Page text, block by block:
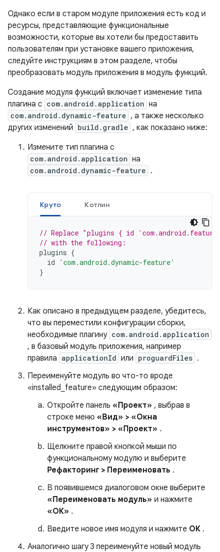
Однако если в старом модуле приложения есть код и
ресурсы, представляющие функциональные
возможности, которые вы хотели бы предоставить
пользователям при установке вашего приложения,
следуйте инструкциям в этом разделе, чтобы
преобразовать модуль приложения в модуль функций.
Создание модуля функций включает изменение типа
плагина с com.android.application на
com.android.dynamic-feature , а также несколько
других изменений build.gradle , как показано ниже:
Измените тип плагина с
com.android.application на
com.android.dynamic-feature .
Круто Котлин
// Replace "plugins { id
// with the following:
plugins {
id
'com.android.dynamic-feature'
}
Как описано в предыдущем разделе, убедитесь,
что вы переместили конфигурации сборки,
необходимые плагину com.android.application
, в базовый модуль приложения, например
правила applicationId или proguardFiles .
Переименуйте модуль во что-то вроде
«installed_feature» следующим образом:
Откройте панель «Проект» , выбрав в
строке меню «Вид» > «Окна
инструментов» > «Проект» .
Щелкните правой кнопкой мыши по
функциональному модулю и выберите
Рефакторинг > Переименовать .
В появившемся диалоговом окне выберите
«Переименовать модуль» и нажмите
«ОК» .
Введите новое имя модуля и нажмите ОК .
Аналогично шагу 3 переименуйте новый модуль